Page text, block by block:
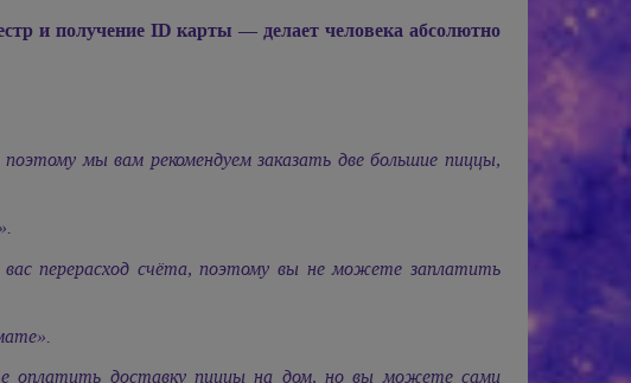
и получение ID карты — делает человека абсолютно
мы вам рекомендуем заказать две большие пиццы,
перерасход счёта, поэтому вы не можете заплатить
оплатить доставку пиццы на дом, но вы можете сами